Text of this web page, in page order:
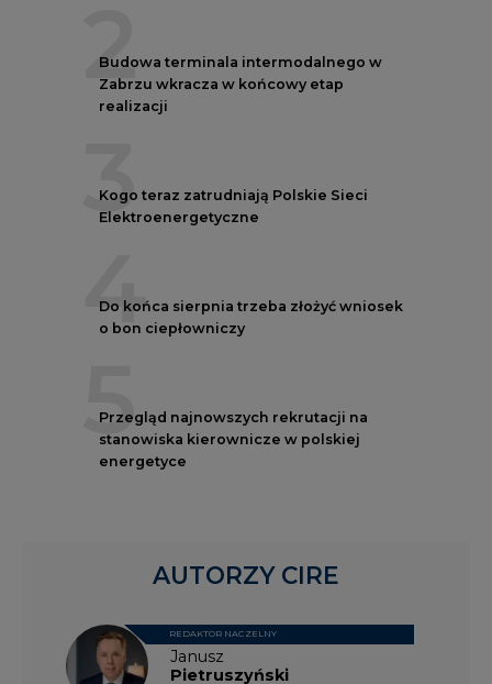
2
Budowa terminala intermodalnego w
Zabrzu wkracza w końcowy etap
realizacji
3
Kogo teraz zatrudniają Polskie Sieci
Elektroenergetyczne
4
Do końca sierpnia trzeba złożyć wniosek
o bon ciepłowniczy
5
Przegląd najnowszych rekrutacji na
stanowiska kierownicze w polskiej
energetyce
Janusz
Pietruszyński
REDAKTOR NACZELNY
AUTORZY CIRE